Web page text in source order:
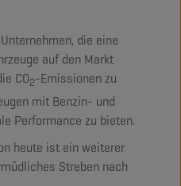
die eine
auf den Markt
CO2-Emissionen zu
mit Benzin- und
Performance zu bieten.
heute ist ein weiterer
Streben nach